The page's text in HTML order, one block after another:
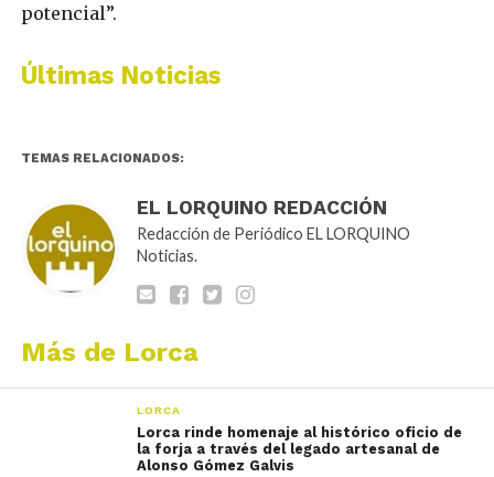
potencial”.
Últimas Noticias
TEMAS RELACIONADOS:
EL LORQUINO REDACCIÓN
Redacción de Periódico EL LORQUINO
Noticias.
Más de Lorca
LORCA
Lorca rinde homenaje al histórico oficio de
la forja a través del legado artesanal de
Alonso Gómez Galvis